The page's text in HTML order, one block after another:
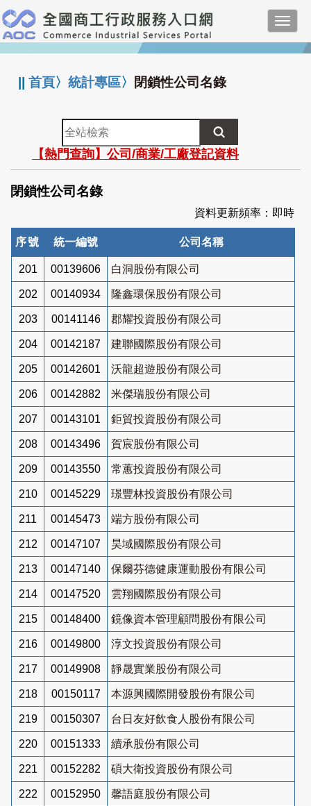
跳
到
主
要
:::
||首頁〉統計專區〉 閉鎖性公司名錄
全
站
檢
索
【熱門查詢】公司/商業/工廠登記資料
閉鎖性公司名錄
資料更新頻率：即時
序號 統一編號 公司名稱
201 00139606 白洞股份有限公司
202 00140934 隆鑫環保股份有限公司
203 00141146 郡耀投資股份有限公司
204 00142187 建聯國際股份有限公司
205 00142601 沃龍超遊股份有限公司
206 00142882 米傑瑞股份有限公司
207 00143101 鉅貿投資股份有限公司
208 00143496 賀宸股份有限公司
209 00143550 常蕙投資股份有限公司
210 00145229 璟豐林投資股份有限公司
211 00145473 端方股份有限公司
212 00147107 昊域國際股份有限公司
213 00147140 保爾芬德健康運動股份有限公司
214 00147520 雲翔國際股份有限公司
215 00148400 鏡像資本管理顧問股份有限公司
216 00149800 淳文投資股份有限公司
217 00149908 靜晟實業股份有限公司
218 00150117 本源興國際開發股份有限公司
219 00150307 台日友好飲食人股份有限公司
220 00151333 續承股份有限公司
221 00152282 碩大衛投資股份有限公司
222 00152950 馨語庭股份有限公司